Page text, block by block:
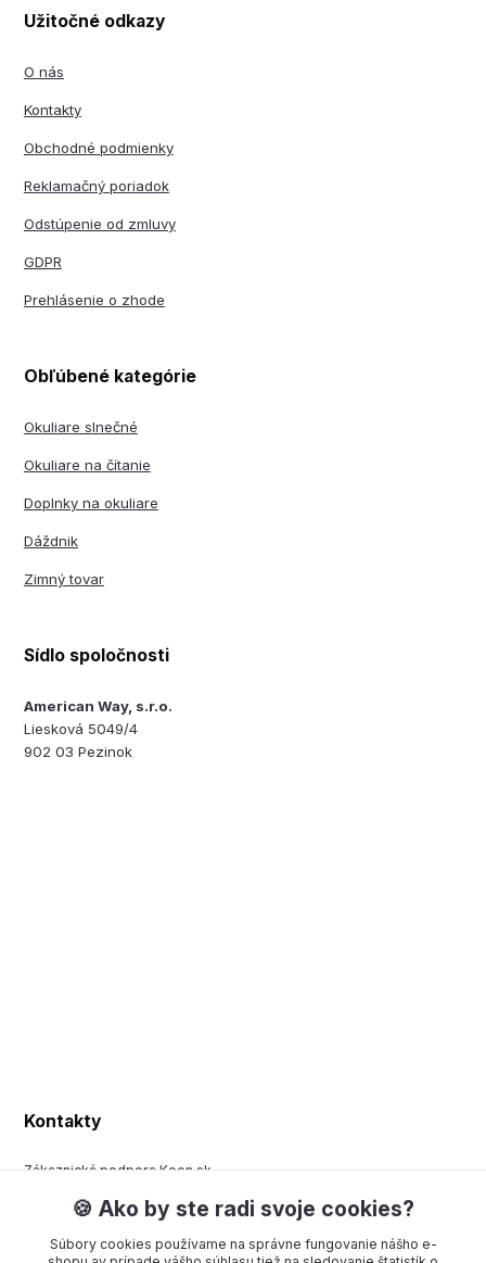
Užitočné odkazy
O nás
Kontakty
Obchodné podmienky
Reklamačný poriadok
Odstúpenie od zmluvy
GDPR
Prehlásenie o zhode
Obľúbené kategórie
Okuliare slnečné
Okuliare na čítanie
Doplnky na okuliare
Dáždnik
Zimný tovar
Sídlo spoločnosti
American Way, s.r.o.
Liesková 5049/4
902 03 Pezinok
Kontakty
Zákaznická podpora Keen.sk
+420 377 443 970
(Po-Pá, 8-15 hod.)
🍪 Ako by ste radi svoje cookies?
Súbory cookies používame na správne fungovanie nášho e-